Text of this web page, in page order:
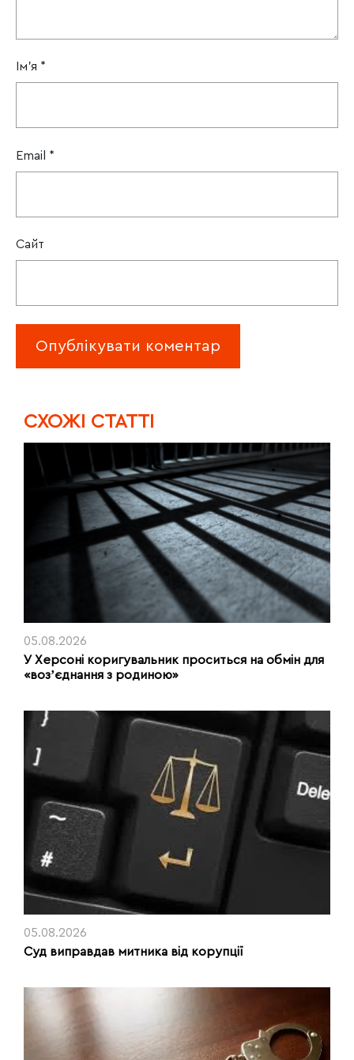
Ім'я *
Email *
Сайт
CХОЖІ СТАТТІ
05.08.2026
У Херсоні коригувальник проситься на обмін для
«возʼєднання з родиною»
05.08.2026
Суд виправдав митника від корупції